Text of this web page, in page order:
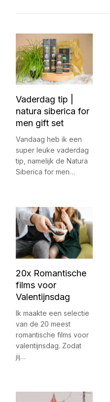
Vaderdag tip |
natura siberica for
men gift set
Vandaag heb ik een
super leuke vaderdag
tip, namelijk de Natura
Siberica for men…
20x Romantische
films voor
Valentijnsdag
Ik maakte een selectie
van de 20 meest
romantische films voor
valentijnsdag. Zodat
jij…